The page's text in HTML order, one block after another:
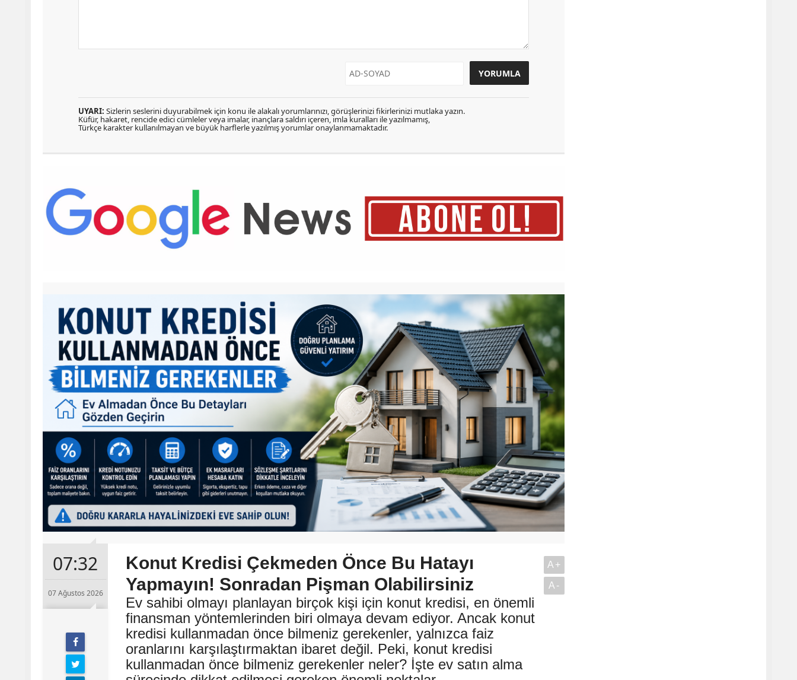
UYARI: Sizlerin seslerini duyurabilmek için konu ile alakalı yorumlarınızı, görüşlerinizi fikirlerinizi mutlaka yazın.
Küfür, hakaret, rencide edici cümleler veya imalar, inançlara saldırı içeren, imla kuralları ile yazılmamış,
Türkçe karakter kullanılmayan ve büyük harflerle yazılmış yorumlar onaylanmamaktadır.
07:32
07 Ağustos 2026
Konut Kredisi Çekmeden Önce Bu Hatayı
Yapmayın! Sonradan Pişman Olabilirsiniz
Ev sahibi olmayı planlayan birçok kişi için konut kredisi, en önemli
finansman yöntemlerinden biri olmaya devam ediyor. Ancak konut
kredisi kullanmadan önce bilmeniz gerekenler, yalnızca faiz
oranlarını karşılaştırmaktan ibaret değil. Peki, konut kredisi
kullanmadan önce bilmeniz gerekenler neler? İşte ev satın alma
A+
A-